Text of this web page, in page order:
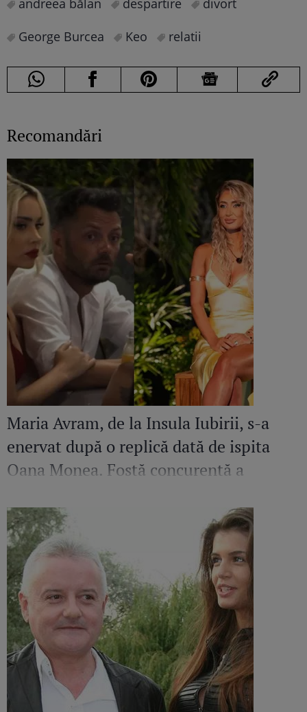
andreea bălan despartire
divort
George Burcea
Keo relatii
Recomandări
Maria Avram, de la Insula Iubirii, s-a
enervat după o replică dată de ispita
Oana Monea. Fostă concurentă a